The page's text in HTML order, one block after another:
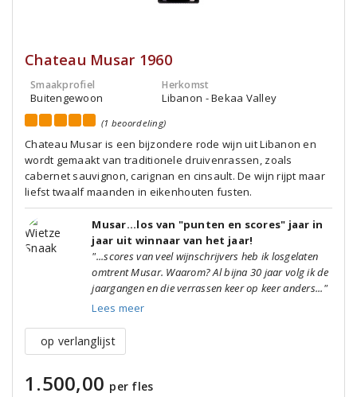
Chateau Musar 1960
Smaakprofiel
Buitengewoon
Herkomst
Libanon - Bekaa Valley
(1 beoordeling)
Chateau Musar is een bijzondere rode wijn uit Libanon en
wordt gemaakt van traditionele druivenrassen, zoals
cabernet sauvignon, carignan en cinsault. De wijn rijpt maar
liefst twaalf maanden in eikenhouten fusten.
Musar...los van "punten en scores" jaar in
jaar uit winnaar van het jaar!
"...scores van veel wijnschrijvers heb ik losgelaten
omtrent Musar. Waarom? Al bijna 30 jaar volg ik de
jaargangen en die verrassen keer op keer anders..."
Lees meer
op verlanglijst
1.500,00 per fles